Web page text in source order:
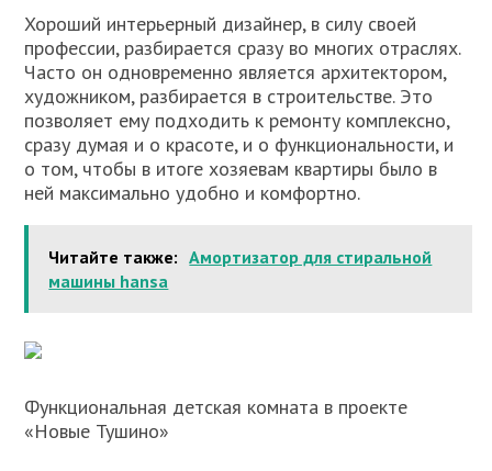
Хороший интерьерный дизайнер, в силу своей
профессии, разбирается сразу во многих отраслях.
Часто он одновременно является архитектором,
художником, разбирается в строительстве. Это
позволяет ему подходить к ремонту комплексно,
сразу думая и о красоте, и о функциональности, и
о том, чтобы в итоге хозяевам квартиры было в
ней максимально удобно и комфортно.
Читайте также: Амортизатор для стиральной
машины hansa
Функциональная детская комната в проекте
«Новые Тушино»